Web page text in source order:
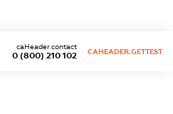
0 (800) 210 102
caHeader.contact
CAHEADER.GETTEST